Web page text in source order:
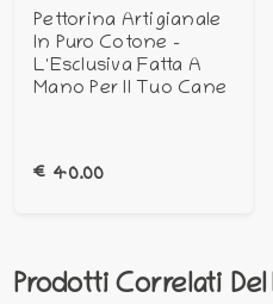
Pettorina Artigianale
In Puro Cotone –
L'Esclusiva Fatta A
Mano Per Il Tuo Cane
€ 40.00
Prodotti Correlati